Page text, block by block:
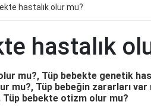
hastalık olur mu?
hastalık
mu?, Tüp bebekte genetik
mu?, Tüp bebeğin zararları var
bebekte otizm olur mu?